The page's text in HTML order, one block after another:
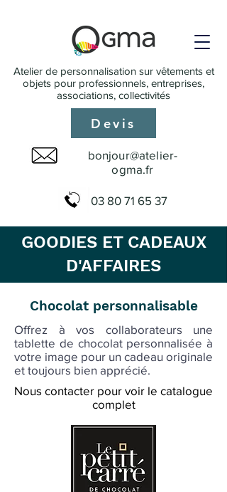
Atelier de personnalisation sur vêtements et
objets pour professionnels, entreprises,
associations, collectivités
bonjour@atelier-
ogma.fr
03 80 71 65 37
Devis
GOODIES ET CADEAUX
D'AFFAIRES
Chocolat personnalisable
Offrez à vos collaborateurs une
tablette de chocolat personnalisée à
votre image pour un cadeau originale
et toujours bien apprécié.
Nous contacter pour voir le catalogue
complet